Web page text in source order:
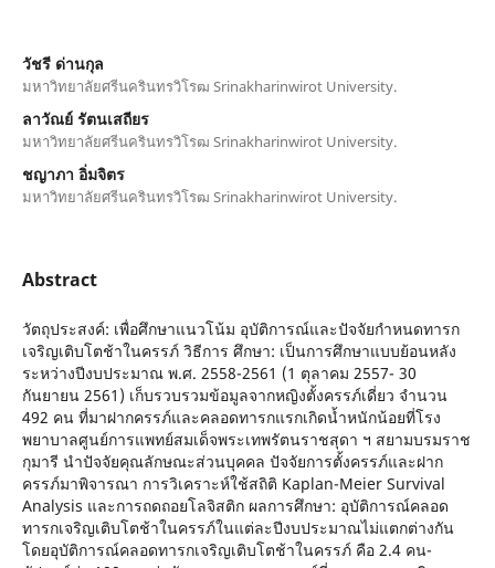
วัชรี ด่านกุล
มหาวิทยาลัยศรีนครินทรวิโรฒ Srinakharinwirot University.
ลาวัณย์ รัตนเสถียร
มหาวิทยาลัยศรีนครินทรวิโรฒ Srinakharinwirot University.
ชญาภา อิ่มจิตร
มหาวิทยาลัยศรีนครินทรวิโรฒ Srinakharinwirot University.
Abstract
วัตถุประสงค์: เพื่อศึกษาแนวโน้ม อุบัติการณ์และปัจจัยกำหนดทารก
เจริญเติบโตช้าในครรภ์ วิธีการ ศึกษา: เป็นการศึกษาแบบย้อนหลัง
ระหว่างปีงบประมาณ พ.ศ. 2558-2561 (1 ตุลาคม 2557- 30
กันยายน 2561) เก็บรวบรวมข้อมูลจากหญิงตั้งครรภ์เดี่ยว จำนวน
492 คน ที่มาฝากครรภ์และคลอดทารกแรกเกิดน้ำหนักน้อยที่โรง
พยาบาลศูนย์การแพทย์สมเด็จพระเทพรัตนราชสุดา ฯ สยามบรมราช
กุมารี นำปัจจัยคุณลักษณะส่วนบุคคล ปัจจัยการตั้งครรภ์และฝาก
ครรภ์มาพิจารณา การวิเคราะห์ใช้สถิติ Kaplan-Meier Survival
Analysis และการถดถอยโลจิสติก ผลการศึกษา: อุบัติการณ์คลอด
ทารกเจริญเติบโตช้าในครรภ์ในแต่ละปีงบประมาณไม่แตกต่างกัน
โดยอุบัติการณ์คลอดทารกเจริญเติบโตช้าในครรภ์ คือ 2.4 คน-